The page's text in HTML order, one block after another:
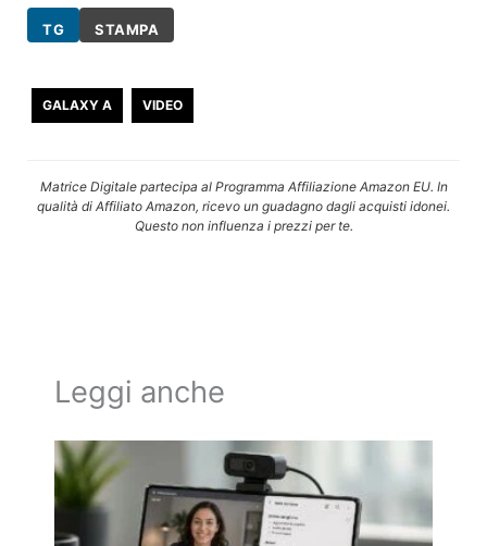
TG STAMPA
GALAXY A VIDEO
Matrice Digitale partecipa al Programma Affiliazione Amazon EU. In
qualità di Affiliato Amazon, ricevo un guadagno dagli acquisti idonei.
Questo non influenza i prezzi per te.
Leggi anche